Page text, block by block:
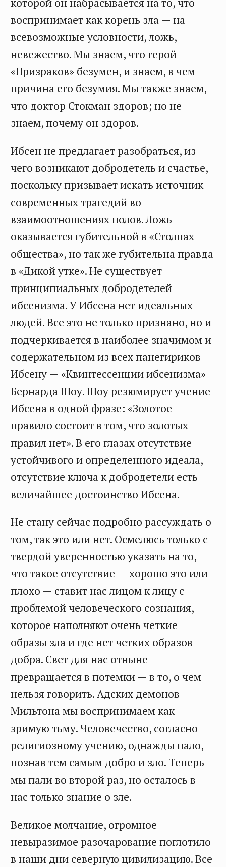
воспринимает как корень зла — на
всевозможные условности, ложь,
невежество. Мы знаем, что герой
«Призраков» безумен, и знаем, в чем
причина его безумия. Мы также знаем,
что доктор Стокман здоров; но не
знаем, почему он здоров.
Ибсен не предлагает разобраться, из
чего возникают добродетель и счастье,
поскольку призывает искать источник
современных трагедий во
взаимоотношениях полов. Ложь
оказывается губительной в «Столпах
общества», но так же губительна правда
в «Дикой утке». Не существует
принципиальных добродетелей
ибсенизма. У Ибсена нет идеальных
людей. Все это не только признано, но и
подчеркивается в наиболее значимом и
содержательном из всех панегириков
Ибсену — «Квинтессенции ибсенизма»
Бернарда Шоу. Шоу резюмирует учение
Ибсена в одной фразе: «Золотое
правило состоит в том, что золотых
правил нет». В его глазах отсутствие
устойчивого и определенного идеала,
отсутствие ключа к добродетели есть
величайшее достоинство Ибсена.
Не стану сейчас подробно рассуждать о
том, так это или нет. Осмелюсь только с
твердой уверенностью указать на то,
что такое отсутствие — хорошо это или
плохо — ставит нас лицом к лицу с
проблемой человеческого сознания,
которое наполняют очень четкие
образы зла и где нет четких образов
добра. Свет для нас отныне
превращается в потемки — в то, о чем
нельзя говорить. Адских демонов
Мильтона мы воспринимаем как
зримую тьму. Человечество, согласно
религиозному учению, однажды пало,
познав тем самым добро и зло. Теперь
мы пали во второй раз, но осталось в
нас только знание о зле.
Великое молчание, огромное
невыразимое разочарование поглотило
в наши дни северную цивилизацию. Все